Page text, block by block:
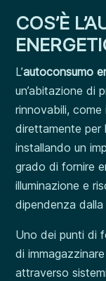
COS’È
L’autoconsumo
un’abitazione di
rinnovabili,
direttamente per
installando un
grado di fornire
illuminazione e
dipendenza
Uno dei punti di
di
attraverso